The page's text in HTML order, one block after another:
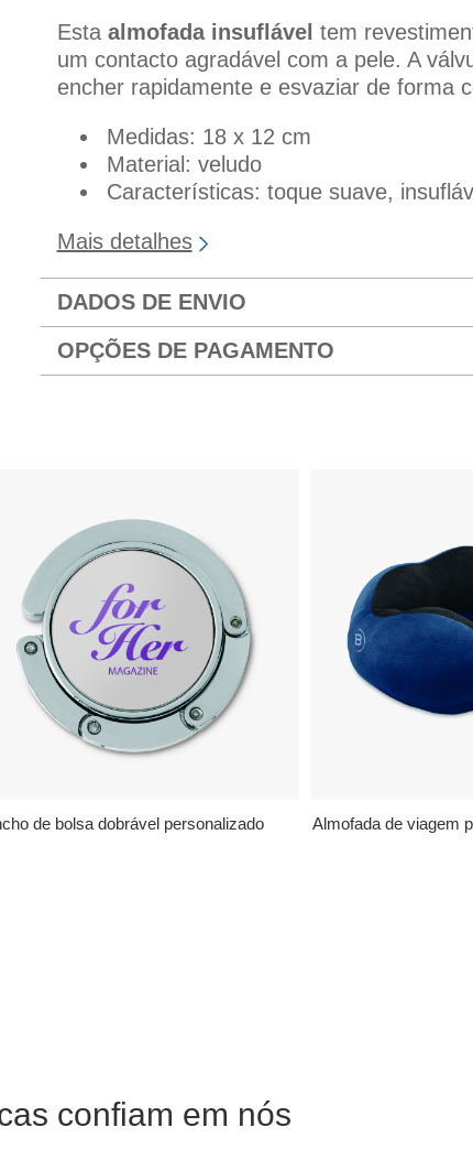
Esta almofada insuflável tem
um contacto agradável com a pele. A
encher rapidamente e esvaziar de forma
Medidas: 18 x 12 cm
Material: veludo
Características: toque suave,
Mais detalhes
DADOS DE ENVIO
OPÇÕES DE PAGAMENTO
de bolsa dobrável personalizado Almofada de viagem
confiam em nós